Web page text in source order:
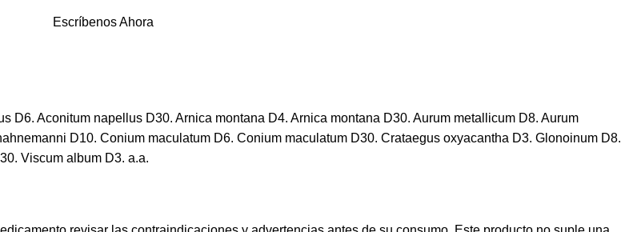
Escríbenos Ahora
D6. Aconitum napellus D30. Arnica montana D4. Arnica montana D30. Aurum metallicum D8. Aurum
D10. Conium maculatum D6. Conium maculatum D30. Crataegus oxyacantha D3. Glonoinum D8.
Viscum album D3. a.a.